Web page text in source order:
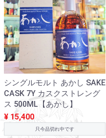
シングルモルト あかし SAKE
CASK 7Y カスクストレング
ス 500ML【あかし】
¥ 15,400
只今品切れ中です